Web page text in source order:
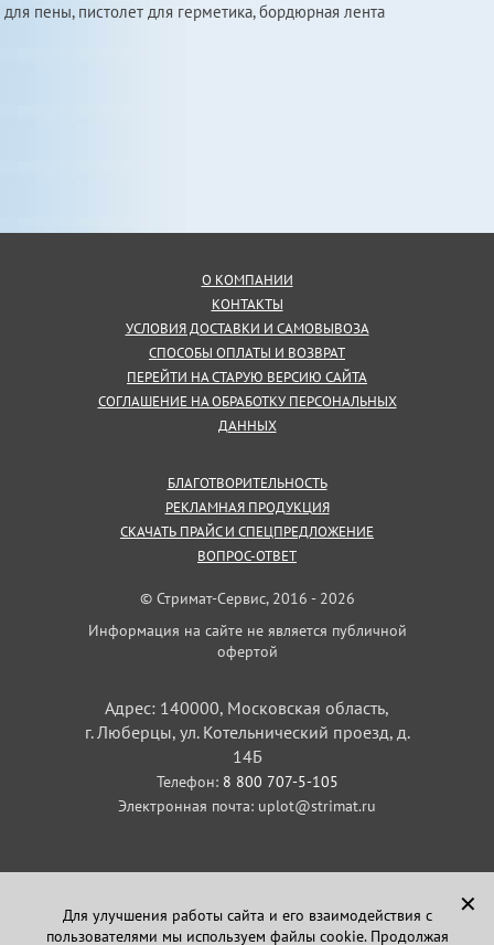
для пены, пистолет для герметика, бордюрная лента
О КОМПАНИИ
КОНТАКТЫ
УСЛОВИЯ ДОСТАВКИ И САМОВЫВОЗА
СПОСОБЫ ОПЛАТЫ И ВОЗВРАТ
ПЕРЕЙТИ НА СТАРУЮ ВЕРСИЮ САЙТА
СОГЛАШЕНИЕ НА ОБРАБОТКУ ПЕРСОНАЛЬНЫХ
ДАННЫХ
БЛАГОТВОРИТЕЛЬНОСТЬ
РЕКЛАМНАЯ ПРОДУКЦИЯ
СКАЧАТЬ ПРАЙС И СПЕЦПРЕДЛОЖЕНИЕ
ВОПРОС-ОТВЕТ
© Стримат-Сервис, 2016 - 2026
Информация на сайте не является публичной
офертой
Адрес: 140000, Московская область,
г. Люберцы, ул. Котельнический проезд, д.
14Б
Телефон: 8 800 707-5-105
Электронная почта: uplot@strimat.ru
✕
Для улучшения работы сайта и его взаимодействия с
пользователями мы используем файлы cookie. Продолжая